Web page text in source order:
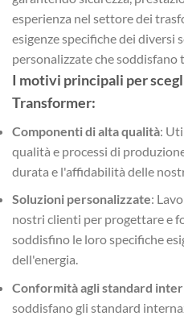
esperienza nel settore dei
esigenze specifiche dei
personalizzate che soddisfano
I motivi principali per
Transformer:
Componenti di alta qualità:
qualità e processi di
durata e l'affidabilità delle
Soluzioni personalizzate:
nostri clienti per progettare e
soddisfino le loro specifiche
dell'energia.
Conformità agli standard
soddisfano gli standard